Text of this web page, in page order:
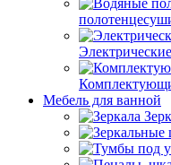
Мебель для ванной